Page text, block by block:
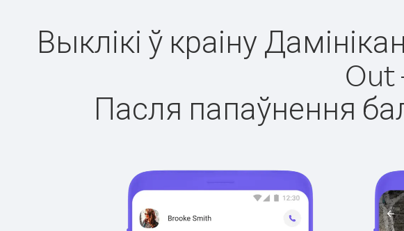
Выклікі ў краіну
Out
Пасля папаўнення